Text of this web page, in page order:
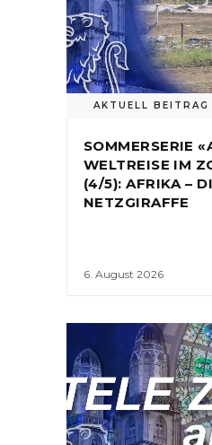
AKTUELL BEITRAG
SOMMERSERIE
WELTREISE IM
(4/5): AFRIKA –
NETZGIRAFFE
6. August 2026